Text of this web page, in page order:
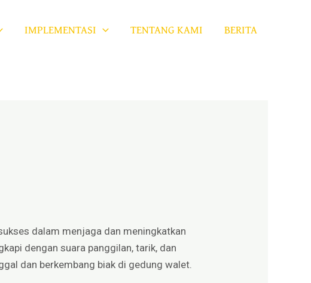
IMPLEMENTASI TENTANG KAMI BERITA
dalam menjaga dan meningkatkan
dengan suara panggilan, tarik, dan
dan berkembang biak di gedung walet.